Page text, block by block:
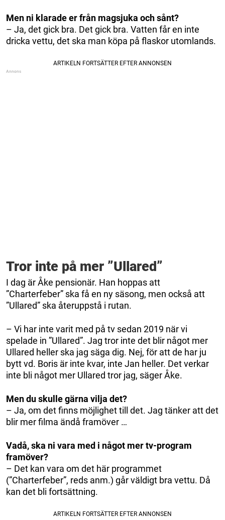
Men ni klarade er från magsjuka och sånt?
– Ja, det gick bra. Det gick bra. Vatten får en inte
dricka vettu, det ska man köpa på flaskor utomlands.
Tror inte på mer ”Ullared”
I dag är Åke pensionär. Han hoppas att
”Charterfeber” ska få en ny säsong, men också att
”Ullared” ska återuppstå i rutan.
– Vi har inte varit med på tv sedan 2019 när vi
spelade in ”Ullared”. Jag tror inte det blir något mer
Ullared heller ska jag säga dig. Nej, för att de har ju
bytt vd. Boris är inte kvar, inte Jan heller. Det verkar
inte bli något mer Ullared tror jag, säger Åke.
Men du skulle gärna vilja det?
– Ja, om det finns möjlighet till det. Jag tänker att det
blir mer filma ändå framöver …
Vadå, ska ni vara med i något mer tv-program
framöver?
– Det kan vara om det här programmet
(”Charterfeber”, reds anm.) går väldigt bra vettu. Då
kan det bli fortsättning.